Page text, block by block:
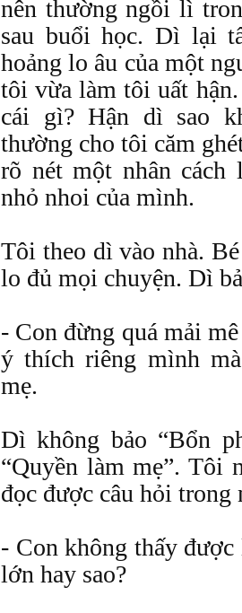
nên thường ngồi lì
sau buổi học. Dì lại
hoảng lo âu của một
tôi vừa làm tôi uất
cái gì? Hận dì sao
thường cho tôi căm
rõ nét một nhân
nhỏ nhoi của mình.
Tôi theo dì vào nhà.
lo đủ mọi chuyện. Dì
- Con đừng quá mải
ý thích riêng mình
mẹ.
Dì không bảo “Bổn
“Quyền làm mẹ”.
đọc được câu hỏi
- Con không thấy
lớn hay sao?